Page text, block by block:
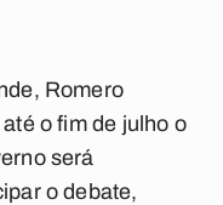
Romero
o fim de julho o
será
o debate,